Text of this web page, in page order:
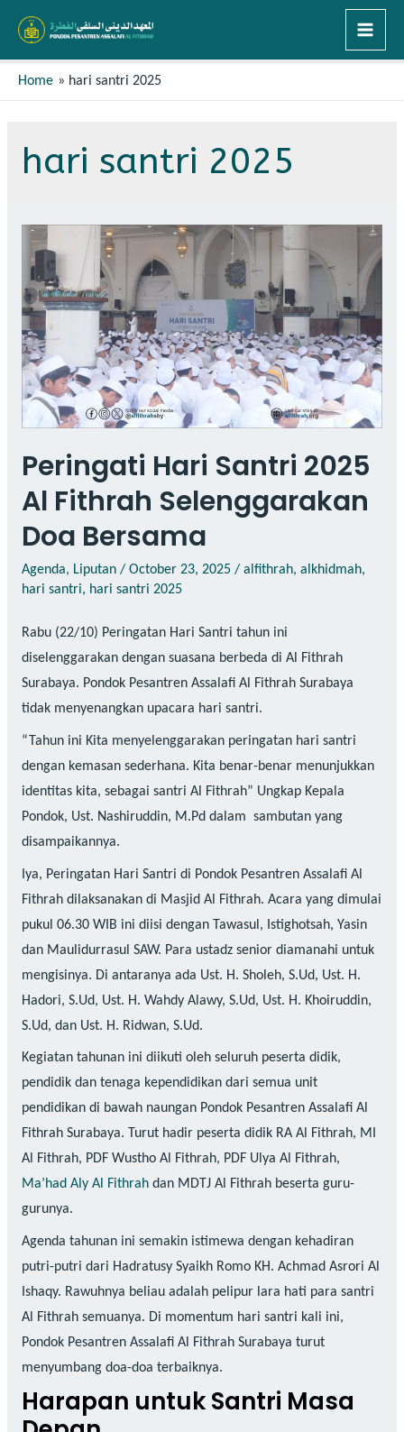
Home hari santri 2025
hari santri 2025
Peringati Hari Santri 2025
Al Fithrah Selenggarakan
Doa Bersama
Agenda, Liputan/ October 23, 2025/ alfithrah, alkhidmah,
hari santri, hari santri 2025
Rabu (22/10) Peringatan Hari Santri tahun ini
diselenggarakan dengan suasana berbeda di Al Fithrah
Surabaya. Pondok Pesantren Assalafi Al Fithrah Surabaya
tidak menyenangkan upacara hari santri.
“Tahun ini Kita menyelenggarakan peringatan hari santri
dengan kemasan sederhana. Kita benar-benar menunjukkan
identitas kita, sebagai santri Al Fithrah” Ungkap Kepala
Pondok, Ust. Nashiruddin, M.Pd dalam sambutan yang
disampaikannya.
Iya, Peringatan Hari Santri di Pondok Pesantren Assalafi Al
Fithrah dilaksanakan di Masjid Al Fithrah. Acara yang dimulai
pukul 06.30 WIB ini diisi dengan Tawasul, Istighotsah, Yasin
dan Maulidurrasul SAW. Para ustadz senior diamanahi untuk
mengisinya. Di antaranya ada Ust. H. Sholeh, S.Ud, Ust. H.
Hadori, S.Ud, Ust. H. Wahdy Alawy, S.Ud, Ust. H. Khoiruddin,
S.Ud, dan Ust. H. Ridwan, S.Ud.
Kegiatan tahunan ini diikuti oleh seluruh peserta didik,
pendidik dan tenaga kependidikan dari semua unit
pendidikan di bawah naungan Pondok Pesantren Assalafi Al
Fithrah Surabaya. Turut hadir peserta didik RA Al Fithrah, MI
Al Fithrah, PDF Wustho Al Fithrah, PDF Ulya Al Fithrah,
Ma’had Aly Al Fithrahdan MDTJ Al Fithrah beserta guru-
gurunya.
Agenda tahunan ini semakin istimewa dengan kehadiran
putri-putri dari Hadratusy Syaikh Romo KH. Achmad Asrori Al
Ishaqy. Rawuhnya beliau adalah pelipur lara hati para santri
Al Fithrah semuanya. Di momentum hari santri kali ini,
Pondok Pesantren Assalafi Al Fithrah Surabaya turut
menyumbang doa-doa terbaiknya.
Harapan untuk Santri Masa